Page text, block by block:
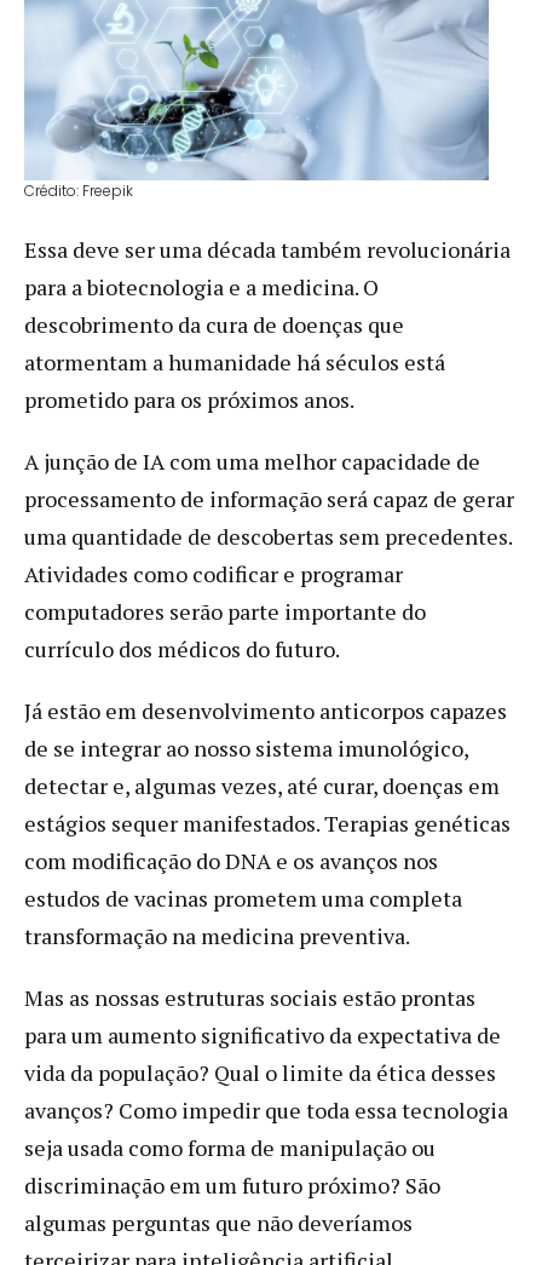
Crédito: Freepik
Essa deve ser uma década também revolucionária
para a biotecnologia e a medicina. O
descobrimento da cura de doenças que
atormentam a humanidade há séculos está
prometido para os próximos anos.
A junção de IA com uma melhor capacidade de
processamento de informação será capaz de gerar
uma quantidade de descobertas sem precedentes.
Atividades como codificar e programar
computadores serão parte importante do
currículo dos médicos do futuro.
Já estão em desenvolvimento anticorpos capazes
de se integrar ao nosso sistema imunológico,
detectar e, algumas vezes, até curar, doenças em
estágios sequer manifestados. Terapias genéticas
com modificação do DNA e os avanços nos
estudos de vacinas prometem uma completa
transformação na medicina preventiva.
Mas as nossas estruturas sociais estão prontas
para um aumento significativo da expectativa de
vida da população? Qual o limite da ética desses
avanços? Como impedir que toda essa tecnologia
seja usada como forma de manipulação ou
discriminação em um futuro próximo? São
algumas perguntas que não deveríamos